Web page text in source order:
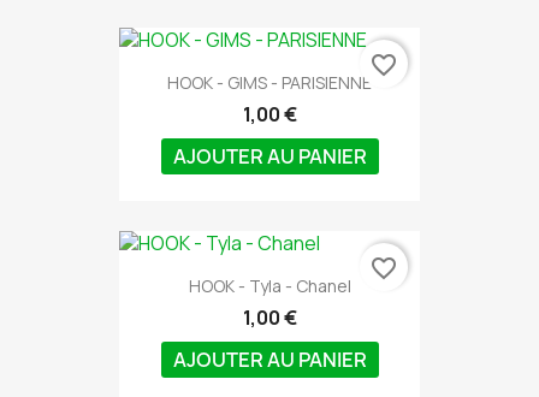
HOOK - GIMS - PARISIENNE
1,00 €
AJOUTER AU PANIER
favorite_border
HOOK - Tyla - Chanel
1,00 €
AJOUTER AU PANIER
favorite_border